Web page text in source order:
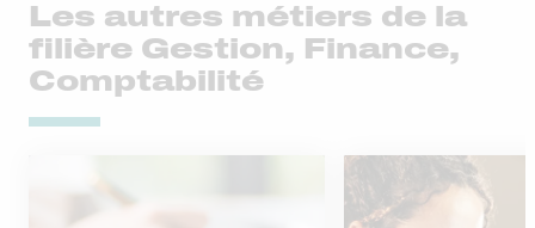
Les autres métiers de la
filière Gestion, Finance,
Comptabilité